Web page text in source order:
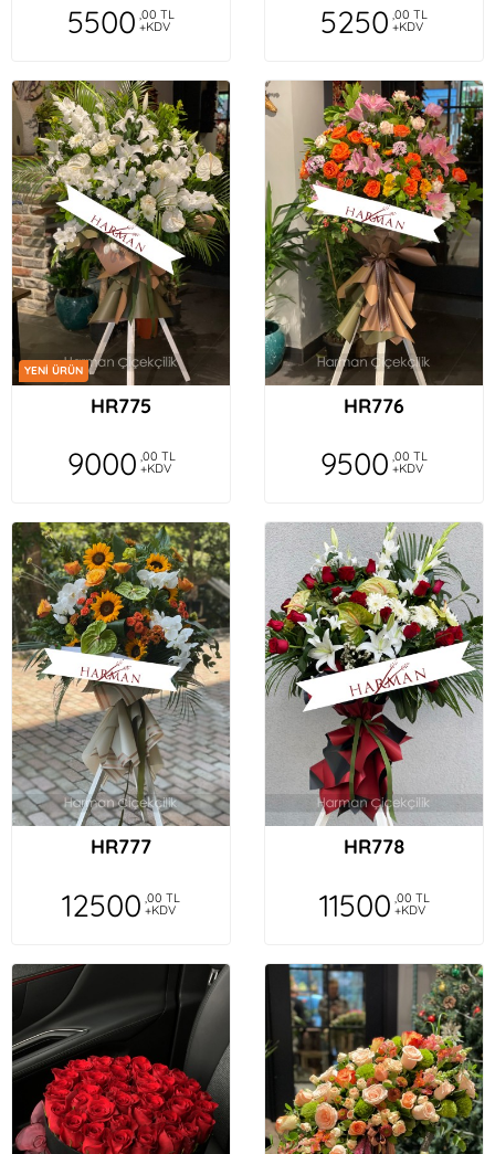
5500 ,00 TL
+KDV 5250 ,00 TL
+KDV
YENİ ÜRÜN
HR775
9000 ,00 TL
+KDV
HR776
9500 ,00 TL
+KDV
HR777
12500 ,00 TL
+KDV
HR778
11500 ,00 TL
+KDV